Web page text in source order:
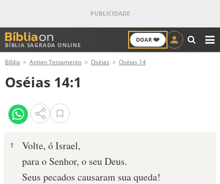
BÍBLIA SAGRADA ONLINE
DOAR ❤️
ANTIGO TESTAMENTO
NOVO TESTAMENTO
VERSÍCULOS
PALAVRA DO DIA
Bíblia Antigo Testamento Oséias Oséias 14
Oséias 14:1
1
Volte, ó Israel,
para o Senhor, o seu Deus.
Seus pecados causaram sua queda!